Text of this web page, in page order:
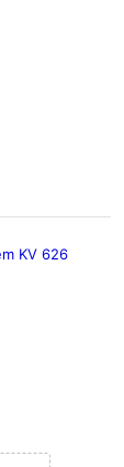
KV 626